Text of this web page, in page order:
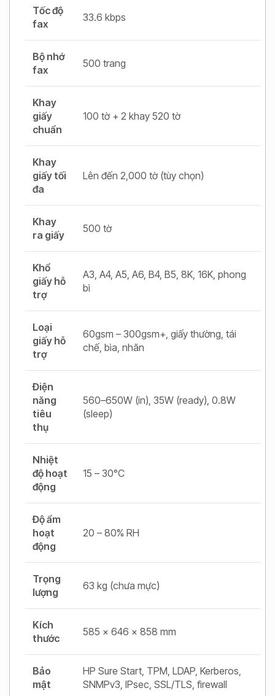
Tốc độ
fax
33.6 kbps
Bộ nhớ
fax
500 trang
Khay
giấy
chuẩn
100 tờ + 2 khay 520 tờ
Khay
giấy tối
đa
Lên đến 2,000 tờ (tùy chọn)
Khay
ra giấy
500 tờ
Khổ
giấy hỗ
trợ
A3, A4, A5, A6, B4, B5, 8K, 16K, phong
bì
Loại
giấy hỗ
trợ
60gsm – 300gsm+, giấy thường, tái
chế, bìa, nhãn
Điện
năng
tiêu
thụ
560–650W (in), 35W (ready), 0.8W
(sleep)
Nhiệt
độ hoạt
động
15 – 30°C
Độ ẩm
hoạt
động
20 – 80% RH
Trọng
lượng
63 kg (chưa mực)
Kích
thước
585 × 646 × 858 mm
Bảo
mật
HP Sure Start, TPM, LDAP, Kerberos,
SNMPv3, IPsec, SSL/TLS, firewall